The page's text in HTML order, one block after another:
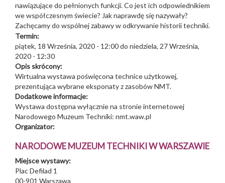
nawiązujące do pełnionych funkcji. Co jest ich odpowiednikiem
we współczesnym świecie? Jak naprawdę się nazywały?
Zachęcamy do wspólnej zabawy w odkrywanie historii techniki.
Termin:
piątek, 18 Września, 2020 - 12:00do niedziela, 27 Września,
2020 - 12:30
Opis skrócony:
Wirtualna wystawa poświęcona technice użytkowej,
prezentująca wybrane eksponaty z zasobów NMT.
Dodatkowe informacje:
Wystawa dostępna wyłącznie na stronie internetowej
Narodowego Muzeum Techniki: nmt.waw.pl
Organizator:
NARODOWE MUZEUM TECHNIKI W WARSZAWIE
Miejsce wystawy:
Plac Defilad 1
00-901 Warszawa